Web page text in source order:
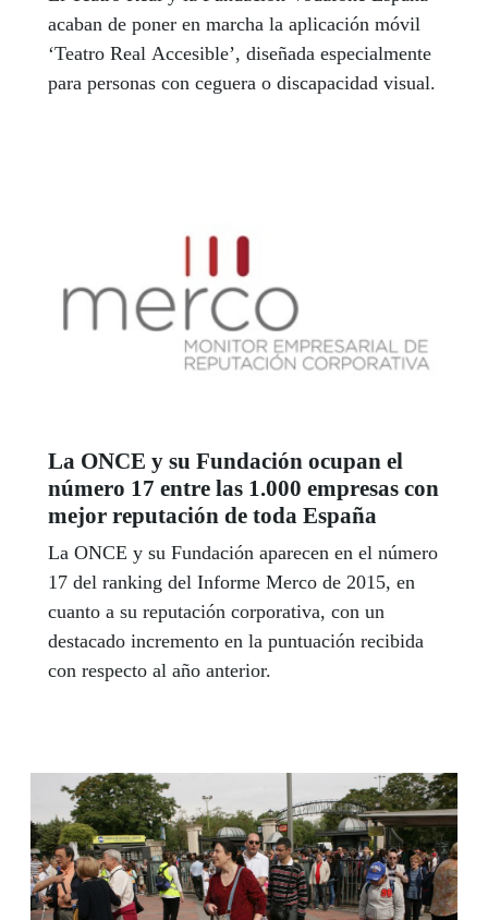
acaban de poner en marcha la aplicación móvil
‘Teatro Real Accesible’, diseñada especialmente
para personas con ceguera o discapacidad visual.
La ONCE y su Fundación ocupan el
número 17 entre las 1.000 empresas con
mejor reputación de toda España
La ONCE y su Fundación aparecen en el número
17 del ranking del Informe Merco de 2015, en
cuanto a su reputación corporativa, con un
destacado incremento en la puntuación recibida
con respecto al año anterior.